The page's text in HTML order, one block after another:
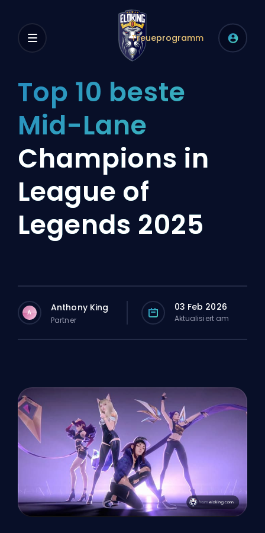
Treueprogramm
Top 10 beste
Mid-Lane
Champions in
League of
Legends 2025
A Anthony King
Partner
03 Feb 2026
Aktualisiert am